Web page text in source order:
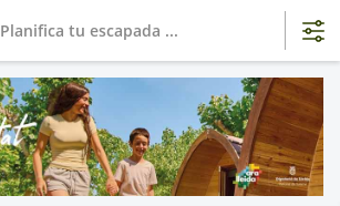
Planifica tu escapada ...